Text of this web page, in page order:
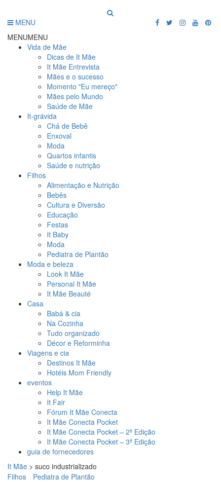
MENU
MENUMENU
Vida de Mãe
Dicas de It Mãe
It Mãe Entrevista
Mães e o sucesso
Momento "Eu mereço"
Mães pelo Mundo
Saúde de Mãe
It-grávida
Chá de Bebê
Enxoval
Moda
Quartos infantis
Saúde e nutrição
Filhos
Alimentação e Nutrição
Bebês
Cultura e Diversão
Educação
Festas
It Baby
Moda
Pediatra de Plantão
Moda e beleza
Look It Mãe
Personal It Mãe
It Mãe Beauté
Casa
Babá & cia
Na Cozinha
Tudo organizado
Décor e Reforminha
Viagens e cia
Destinos It Mãe
Hotéis Mom Friendly
eventos
Help It Mãe
It Fair
Fórum It Mãe Conecta
It Mãe Conecta Pocket
It Mãe Conecta Pocket – 2ª Edição
It Mãe Conecta Pocket – 3ª Edição
guia de fornecedores
It Mãe > suco industrializado
Filhos
Pediatra de Plantão